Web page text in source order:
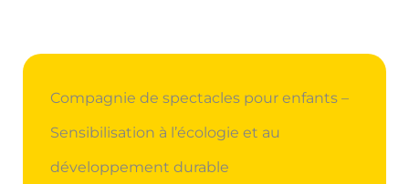
Compagnie de spectacles pour enfants –
Sensibilisation à l’écologie et au
développement durable